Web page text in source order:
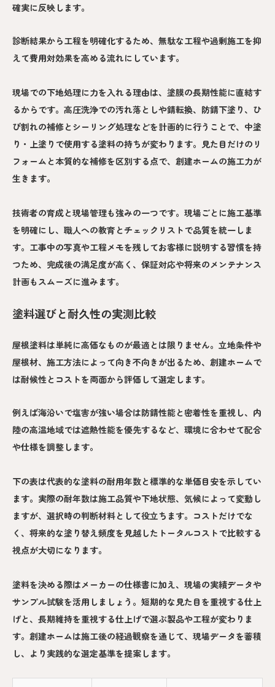
確実に反映します。
診断結果から工程を明確化するため、無駄な工程や過剰施工を抑
えて費用対効果を高める流れにしています。
現場での下地処理に力を入れる理由は、塗膜の長期性能に直結す
るからです。高圧洗浄での汚れ落としや錆転換、防錆下塗り、ひ
び割れの補修とシーリング処理などを計画的に行うことで、中塗
り・上塗りで使用する塗料の持ちが変わります。見た目だけのリ
フォームと本質的な補修を区別する点で、創建ホームの施工力が
生きます。
技術者の育成と現場管理も強みの一つです。現場ごとに施工基準
を明確にし、職人への教育とチェックリストで品質を統一しま
す。工事中の写真や工程メモを残してお客様に説明する習慣を持
つため、完成後の満足度が高く、保証対応や将来のメンテナンス
計画もスムーズに進みます。
塗料選びと耐久性の実測比較
屋根塗料は単純に高価なものが最適とは限りません。立地条件や
屋根材、施工方法によって向き不向きが出るため、創建ホームで
は耐候性とコストを両面から評価して選定します。
例えば海沿いで塩害が強い場合は防錆性能と密着性を重視し、内
陸の高温地域では遮熱性能を優先するなど、環境に合わせて配合
や仕様を調整します。
下の表は代表的な塗料の耐用年数と標準的な単価目安を示してい
ます。実際の耐年数は施工品質や下地状態、気候によって変動し
ますが、選択時の判断材料として役立ちます。コストだけでな
く、将来的な塗り替え頻度を見越したトータルコストで比較する
視点が大切になります。
塗料を決める際はメーカーの仕様書に加え、現場の実績データや
サンプル試験を活用しましょう。短期的な見た目を重視する仕上
げと、長期維持を重視する仕上げで選ぶ製品や工程が変わりま
す。創建ホームは施工後の経過観察を通じて、現場データを蓄積
し、より実践的な選定基準を提案します。